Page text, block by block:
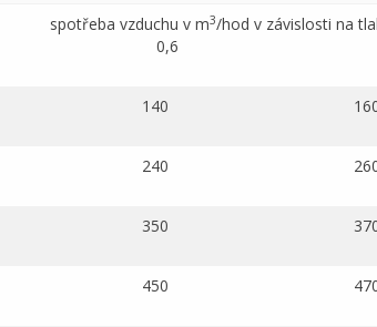
spotřeba vzduchu v m3/hod v závislosti na
0,6
140
240
350
450